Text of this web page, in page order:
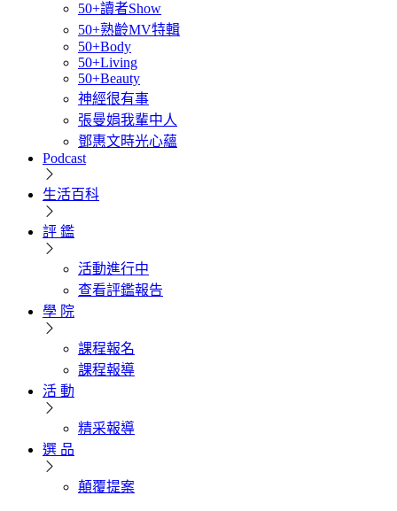
50+讀者Show
50+熟齡MV特輯
50+Body
50+Living
50+Beauty
神經很有事
張曼娟我輩中人
鄧惠文時光心蘊
Podcast
生活百科
評 鑑
活動進行中
查看評鑑報告
學 院
課程報名
課程報導
活 動
精采報導
選 品
顛覆提案